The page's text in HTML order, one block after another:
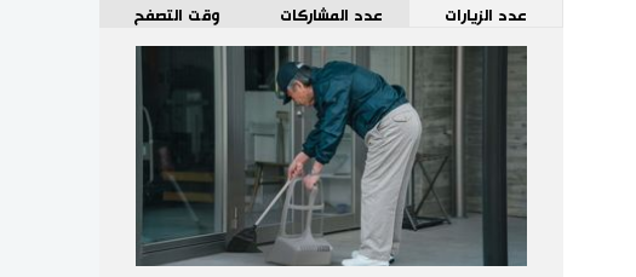
عدد الزيارات عدد المشاركات وقت التصفح